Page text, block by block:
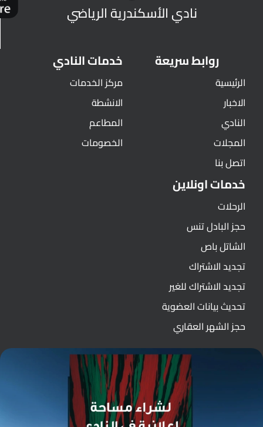
نادي الأسكندرية الرياضي
روابط سريعة
الرئيسية
الاخبار
النادي
المجلات
اتصل بنا
خدمات النادي
مركز الخدمات
الانشطة
المطاعم
الخصومات
خدمات اونلاين
الرحلات
حجز البادل تنس
الشاتل باص
تجديد الاشتراك
تجديد الاشتراك للغير
تحديث بيانات العضوية
حجز الشهر العقاري